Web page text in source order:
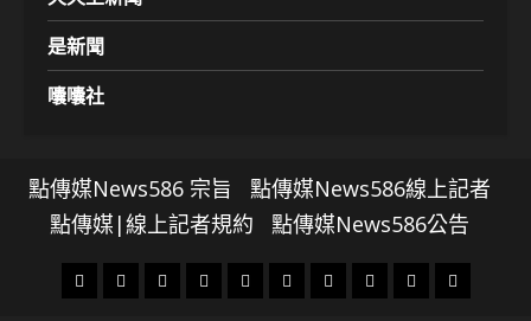
是新聞
囔囔社
點傳媒News586 宗旨
點傳媒News586線上記者
點傳媒|線上記者規約
點傳媒News586公告
頭
財
地
文
專
娛
政
國
運
生